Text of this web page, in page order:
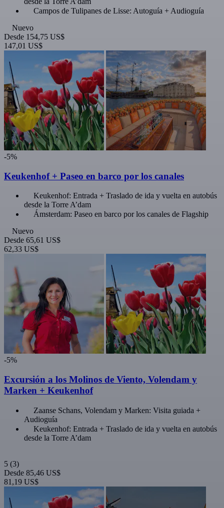
Campos de Tulipanes de Lisse: Autoguía + Audioguía
Nuevo
Desde 154,75 US$
147,01 US$
-5%
Keukenhof + Paseo en barco por los canales
Keukenhof: Entrada + Traslado de ida y vuelta en autobús
desde la Torre A’dam
Ámsterdam: Paseo en barco por los canales de Flagship
Nuevo
Desde 65,61 US$
62,33 US$
-5%
Excursión a los Molinos de Viento, Volendam y
Marken + Keukenhof
Zaanse Schans, Volendam y Marken: Visita guiada +
Audioguía
Keukenhof: Entrada + Traslado de ida y vuelta en autobús
desde la Torre A’dam
5 (3)
Desde 85,46 US$
81,19 US$